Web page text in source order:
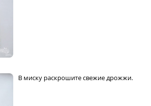
В миску раскрошите свежие дрожжи.